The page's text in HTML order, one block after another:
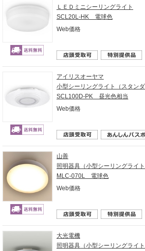
ＬＥＤミニシーリングライト
SCL20L-HK 電球色
Web価格
アイリスオーヤマ
小型シーリングライト（スタンダ
SCL100D-PK 昼光色相当
Web価格
山善
照明器具（小型シーリングライト
MLC-070L 電球色
Web価格
大光電機
照明器具（小型シーリングライト